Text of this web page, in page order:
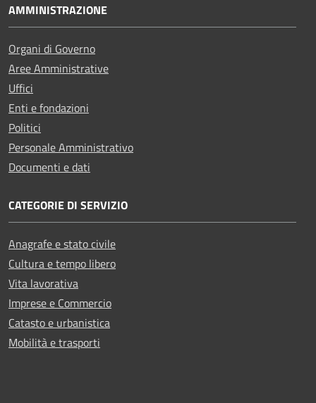
AMMINISTRAZIONE
Organi di Governo
Aree Amministrative
Uffici
Enti e fondazioni
Politici
Personale Amministrativo
Documenti e dati
CATEGORIE DI SERVIZIO
Anagrafe e stato civile
Cultura e tempo libero
Vita lavorativa
Imprese e Commercio
Catasto e urbanistica
Mobilità e trasporti